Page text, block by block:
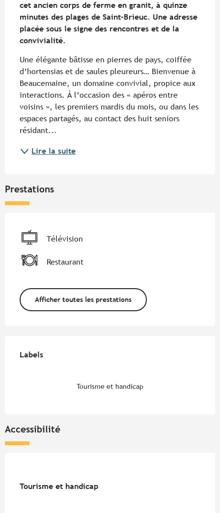
cet ancien corps de ferme en granit, à quinze
minutes des plages de Saint-Brieuc. Une adresse
placée sous le signe des rencontres et de la
convivialité.
Une élégante bâtisse en pierres de pays, coiffée
d’hortensias et de saules pleureurs… Bienvenue à
Beaucemaine, un domaine convivial, propice aux
interactions. À l’occasion des « apéros entre
voisins », les premiers mardis du mois, ou dans les
espaces partagés, au contact des huit seniors
résidant...
Lire la suite
Prestations
Télévision
Restaurant
Afficher toutes les prestations
Labels
Labels
Tourisme et handicap
Accessibilité
Tourisme et handicap
Tourisme et handicap